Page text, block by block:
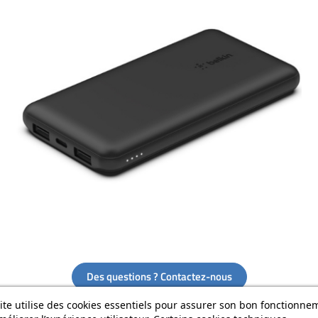
utilise des cookies essentiels pour assurer son bon
Des questions ? Contactez-nous